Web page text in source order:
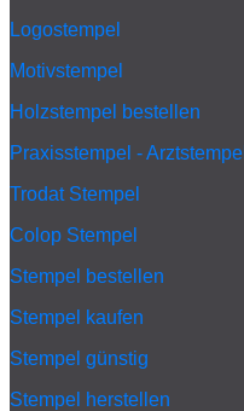
Logostempel
Motivstempel
Holzstempel bestellen
Praxisstempel - Arztstempel
Trodat Stempel
Colop Stempel
Stempel bestellen
Stempel kaufen
Stempel günstig
Stempel herstellen